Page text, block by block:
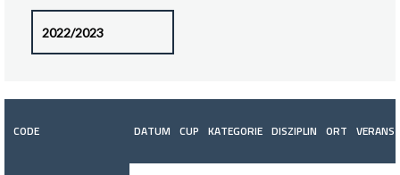
CODE DATUM CUP KATEGORIE DISZIPLIN ORT